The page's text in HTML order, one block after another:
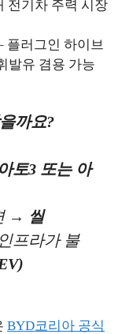
전기차 주력 시장
플러그인 하이브
발유 겸용 가능
까요?
아토3 또는 아
→ 씰
프라가 불
BYD코리아 공식